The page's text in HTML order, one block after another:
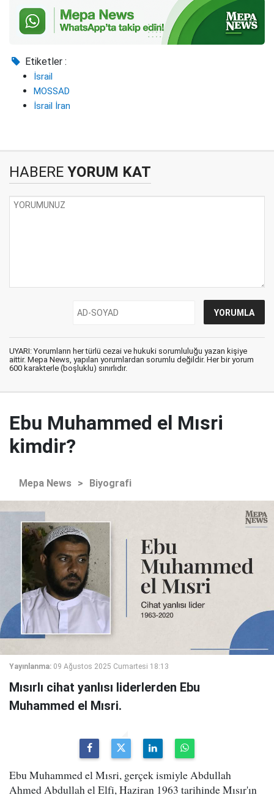
Etiketler :
İsrail
MOSSAD
İsrail İran
HABERE YORUM KAT
UYARI: Yorumların her türlü cezai ve hukuki sorumluluğu yazan kişiye
aittir. Mepa News, yapılan yorumlardan sorumlu değildir. Her bir yorum
600 karakterle (boşluklu) sınırlıdır.
Ebu Muhammed el Mısri
kimdir?
Mepa News > Biyografi
Yayınlanma: 09 Ağustos 2025 Cumartesi 18:13
Mısırlı cihat yanlısı liderlerden Ebu
Muhammed el Mısri.
Ebu Muhammed el Mısri, gerçek ismiyle Abdullah
Ahmed Abdullah el Elfi, Haziran 1963 tarihinde Mısır'ın